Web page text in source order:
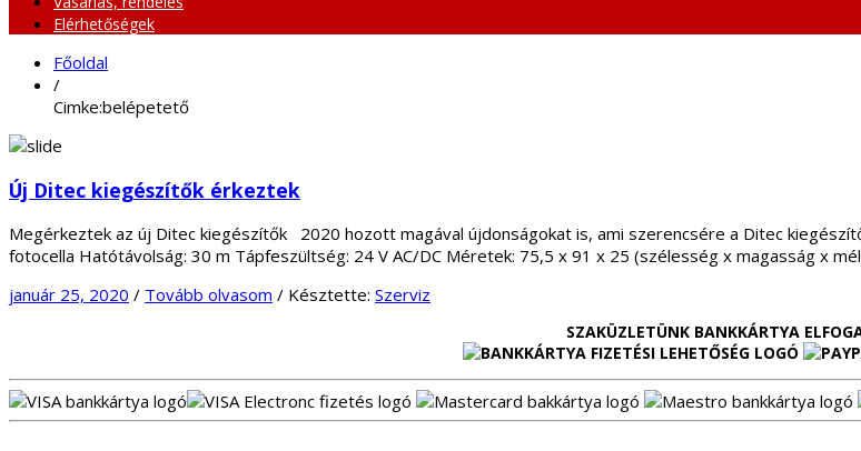
Elérhetőségek
Főoldal
/
Cimke:belépetető
Új Ditec kiegészítők érkeztek
Megérkeztek az új Ditec kiegészítők 2020 hozott magával újdonságokat is, ami szerencsére a Ditec
fotocella Hatótávolság: 30 m Tápfeszültség: 24 V AC/DC Méretek: 75,5 x 91 x 25 (szélesség x magasság x
január 25, 2020 / Tovább olvasom / Késztette: Szerviz
SZAKÜZLETÜNK BANKKÁRTYA